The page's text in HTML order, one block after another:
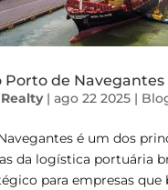
Porto de Navegantes
| ago 22 2025|
é um dos
da logística portuária
para empresas que